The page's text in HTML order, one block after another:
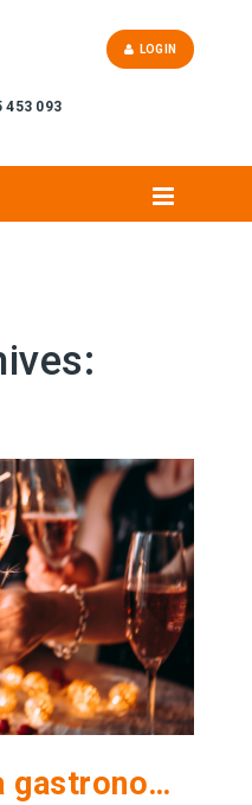
453 093
LOGIN
La Navidad y la gastronomía van de la mano